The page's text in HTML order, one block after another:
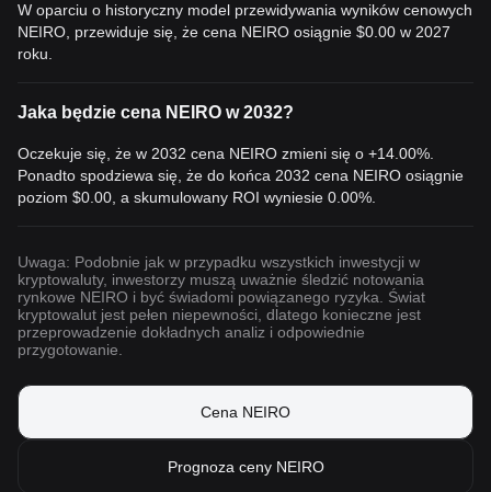
W oparciu o historyczny model przewidywania wyników cenowych
NEIRO, przewiduje się, że cena NEIRO osiągnie $0.00 w 2027
roku.
Jaka będzie cena NEIRO w 2032?
Oczekuje się, że w 2032 cena NEIRO zmieni się o +14.00%.
Ponadto spodziewa się, że do końca 2032 cena NEIRO osiągnie
poziom $0.00 , a skumulowany ROI wyniesie 0.00%.
Uwaga: Podobnie jak w przypadku wszystkich inwestycji w
kryptowaluty, inwestorzy muszą uważnie śledzić notowania
rynkowe NEIRO i być świadomi powiązanego ryzyka. Świat
kryptowalut jest pełen niepewności, dlatego konieczne jest
przeprowadzenie dokładnych analiz i odpowiednie
przygotowanie.
Cena NEIRO
Prognoza ceny NEIRO